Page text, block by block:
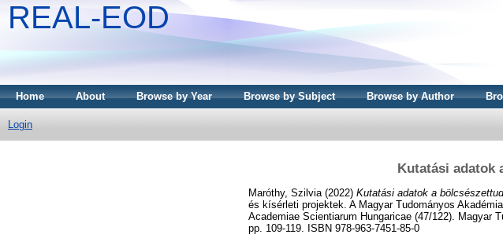
REAL-EOD
Home About Browse by Year Browse by Subject Browse by Author
Login
Kutatási adatok
Maróthy, Szilvia (2022) Kutatási adatok a
és kísérleti projektek. A Magyar Tudományos
Academiae Scientiarum Hungaricae (47/122). Magyar
pp. 109-119. ISBN 978-963-7451-85-0